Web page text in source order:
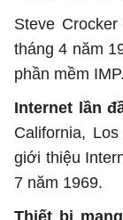
Steve
tháng 4 năm
phần mềm IMP.
Internet lần
California,
giới thiệu
7 năm 1969.
Thiết bị